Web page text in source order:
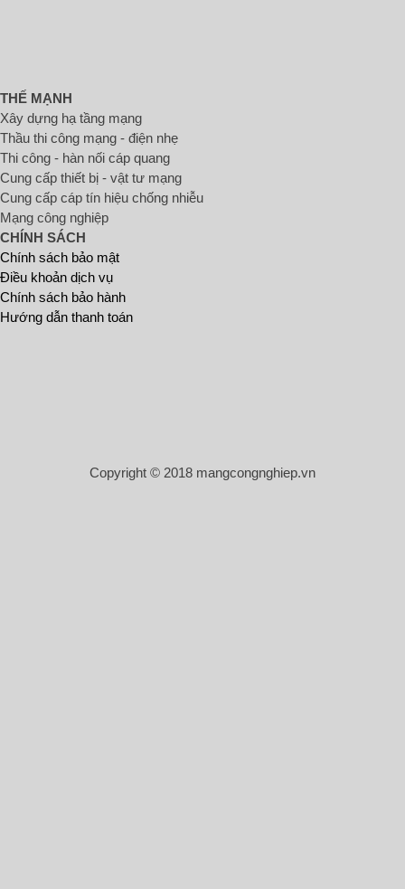
THẾ MẠNH
Xây dựng hạ tầng mạng
Thầu thi công mạng - điện nhẹ
Thi công - hàn nối cáp quang
Cung cấp thiết bị - vật tư mạng
Cung cấp cáp tín hiệu chống nhiễu
Mạng công nghiệp
CHÍNH SÁCH
Chính sách bảo mật
Điều khoản dịch vụ
Chính sách bảo hành
Hướng dẫn thanh toán
Copyright © 2018 mangcongnghiep.vn